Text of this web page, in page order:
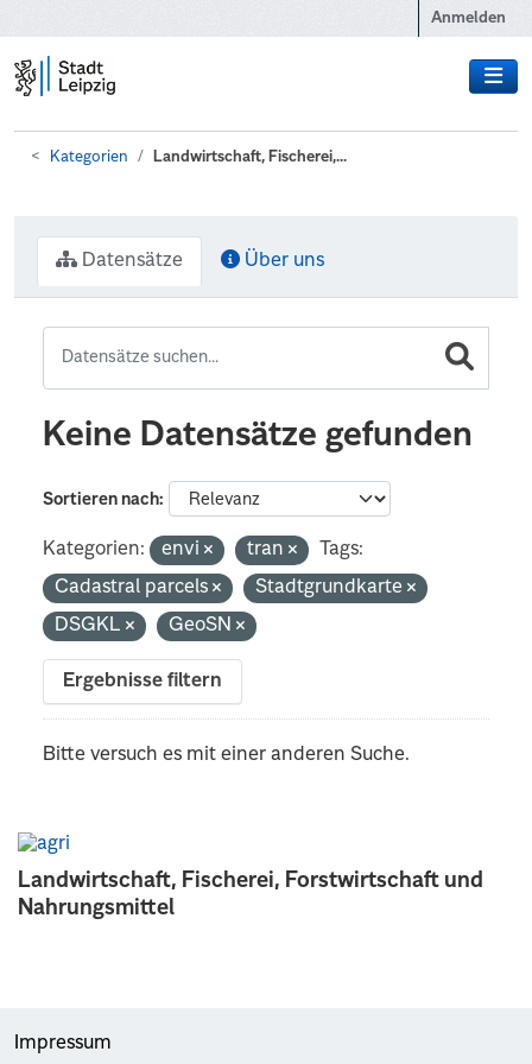
Anmelden
Kategorien Landwirtschaft, Fischerei,...
Landwirtschaft, Fischerei, Forstwirtschaft und
Nahrungsmittel
Datensätze Über uns
Keine Datensätze gefunden
Sortieren nach
Kategorien: envi tran
Tags:
Cadastral parcels
Stadtgrundkarte
DSGKL
GeoSN
Ergebnisse filtern
Bitte versuch es mit einer anderen Suche.
Impressum